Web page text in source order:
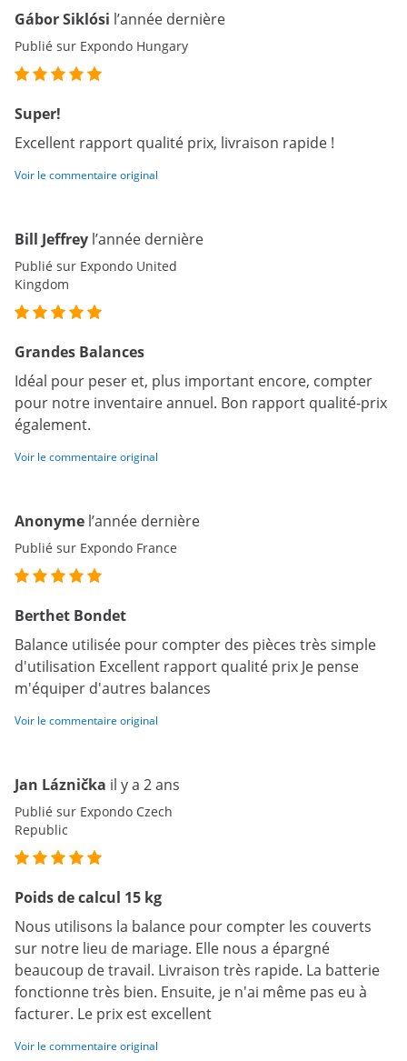
Gábor Siklósi l’année dernière
Publié sur Expondo Hungary
Super!
Excellent rapport qualité prix, livraison rapide !
Voir le commentaire original
Bill Jeffrey l’année dernière
Publié sur Expondo United
Kingdom
Grandes Balances
Idéal pour peser et, plus important encore, compter
pour notre inventaire annuel. Bon rapport qualité-prix
également.
Voir le commentaire original
Anonyme l’année dernière
Publié sur Expondo France
Berthet Bondet
Balance utilisée pour compter des pièces très simple
d'utilisation Excellent rapport qualité prix Je pense
m'équiper d'autres balances
Voir le commentaire original
Jan Láznička il y a 2 ans
Publié sur Expondo Czech
Republic
Poids de calcul 15 kg
Nous utilisons la balance pour compter les couverts
sur notre lieu de mariage. Elle nous a épargné
beaucoup de travail. Livraison très rapide. La batterie
fonctionne très bien. Ensuite, je n'ai même pas eu à
facturer. Le prix est excellent
Voir le commentaire original